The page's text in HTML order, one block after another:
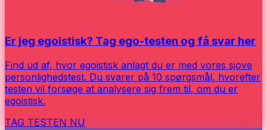
Er jeg egoistisk? Tag ego-testen og få svar her
Find ud af, hvor egoistisk anlagt du er med vores sjove
personlighedstest. Du svarer på 10 spørgsmål, hvorefter
testen vil forsøge at analysere sig frem til, om du er
egoistisk.
TAG TESTEN NU